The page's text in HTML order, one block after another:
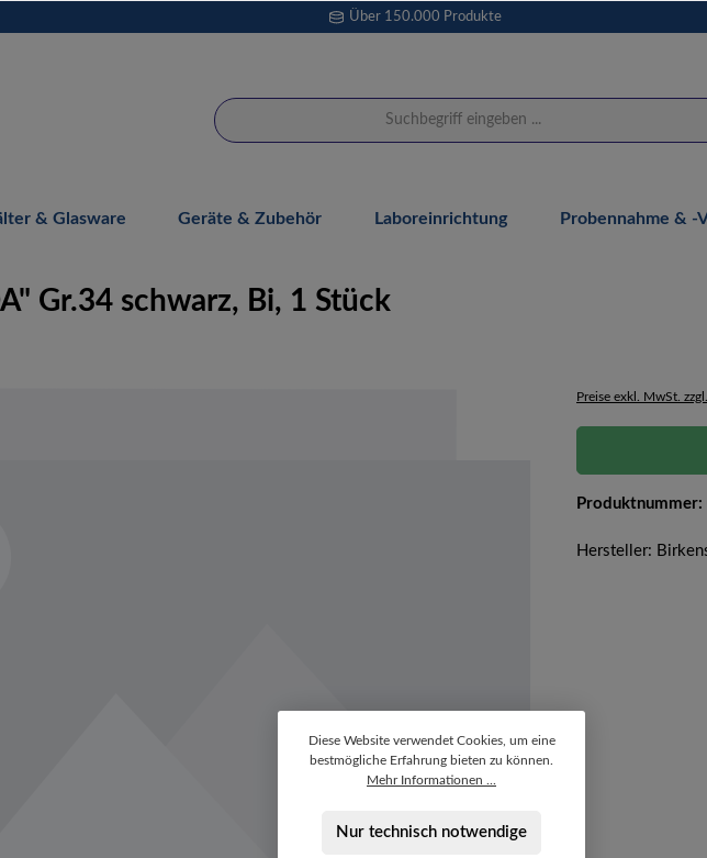
Über 150.000 Produkte
& Glasware Geräte & Zubehör Laboreinrichtung Probennahme & -
Gr.34 schwarz, Bi, 1 Stück
Preise exkl. MwSt.
Produktnummer:
Hersteller:
Diese Website verwendet Cookies, um eine
bestmögliche Erfahrung bieten zu können.
Mehr Informationen ...
Nur technisch notwendige